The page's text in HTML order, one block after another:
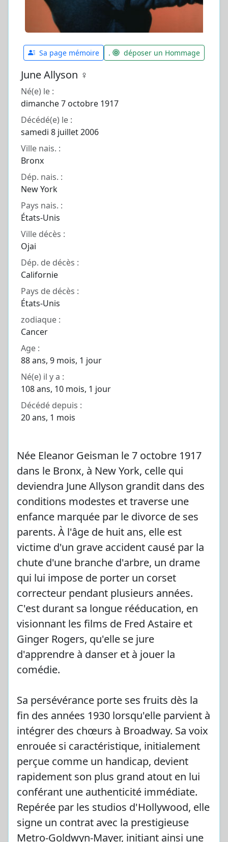
Sa page mémoire . déposer un Hommage
June Allyson ♀️
Né(e) le :
dimanche 7 octobre 1917
Décédé(e) le :
samedi 8 juillet 2006
Ville nais. :
Bronx
Dép. nais. :
New York
Pays nais. :
États-Unis
Ville décès :
Ojai
Dép. de décès :
Californie
Pays de décès :
États-Unis
zodiaque :
Cancer
Age :
88 ans, 9 mois, 1 jour
Né(e) il y a :
108 ans, 10 mois, 1 jour
Décédé depuis :
20 ans, 1 mois
Née Eleanor Geisman le 7 octobre 1917
dans le Bronx, à New York, celle qui
deviendra June Allyson grandit dans des
conditions modestes et traverse une
enfance marquée par le divorce de ses
parents. À l'âge de huit ans, elle est
victime d'un grave accident causé par la
chute d'une branche d'arbre, un drame
qui lui impose de porter un corset
correcteur pendant plusieurs années.
C'est durant sa longue rééducation, en
visionnant les films de Fred Astaire et
Ginger Rogers, qu'elle se jure
d'apprendre à danser et à jouer la
comédie.
Sa persévérance porte ses fruits dès la
fin des années 1930 lorsqu'elle parvient à
intégrer des chœurs à Broadway. Sa voix
enrouée si caractéristique, initialement
perçue comme un handicap, devient
rapidement son plus grand atout en lui
conférant une authenticité immédiate.
Repérée par les studios d'Hollywood, elle
signe un contrat avec la prestigieuse
Metro-Goldwyn-Mayer, initiant ainsi une